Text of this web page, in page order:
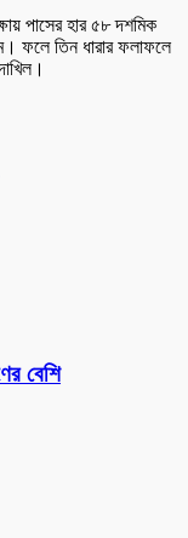
পাসের হার ৫৮ দশমিক
ফলে তিন ধারার ফলাফলে
বেশি